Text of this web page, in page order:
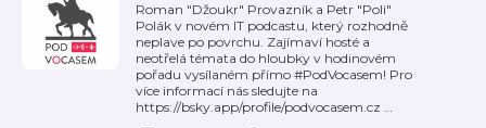
Roman "Džoukr" Provazník a Petr "Poli"
Polák v novém IT podcastu, který rozhodně
neplave po povrchu. Zajímaví hosté a
neotřelá témata do hloubky v hodinovém
pořadu vysílaném přímo #PodVocasem! Pro
více informací nás sledujte na
https://bsky.app/profile/podvocasem.cz …